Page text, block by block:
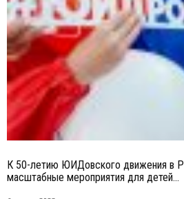
К 50-летию ЮИДовского движения в
масштабные мероприятия для детей...